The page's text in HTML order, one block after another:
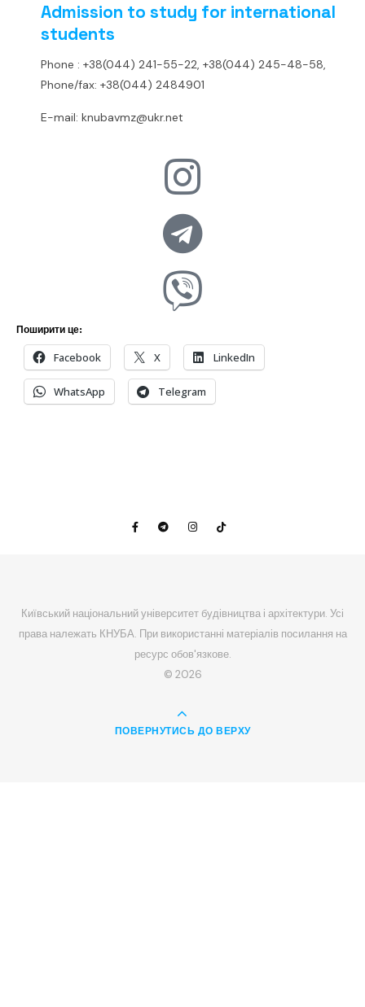
Admission to study for international
students
Phone : +38(044) 241-55-22, +38(044) 245-48-58,
Phone/fax: +38(044) 2484901
E-mail: knubavmz@ukr.net
Поширити це:
Facebook X LinkedIn
WhatsApp Telegram
Київський національний університет будівництва і архітектури. Усі
права належать КНУБА. При використанні матеріалів посилання на
ресурс обов'язкове.
© 2026
ПОВЕРНУТИСЬ ДО ВЕРХУ